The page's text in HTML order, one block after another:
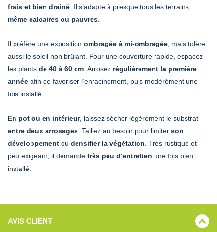
frais et bien drainé . Il s’adapte à presque tous les terrains,
même calcaires ou pauvres
Il préfère une exposition ombragée à mi-ombragée , mais tolère
aussi le soleil non brûlant. Pour une couverture rapide, espacez
les plants de 40 à 60 cm . Arrosez régulièrement la première
année afin de favoriser l’enracinement, puis modérément une
fois installé.
En pot ou en intérieur, laissez sécher légèrement le substrat
entre deux arrosages . Taillez au besoin pour limiter son
développement ou densifier la végétation . Très rustique et
peu exigeant, il demande très peu d’entretien une fois bien
installé.
AVIS CLIENT